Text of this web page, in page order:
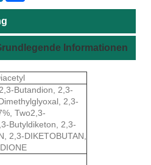
Informationen
Butandion, 2,3-
2,3-
Two2,3-
Butyldiketon, 2,3-
2,3-DIKETOBUTAN,